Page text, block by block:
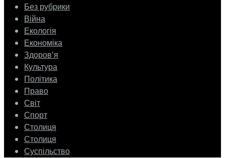
Без рубрики
Війна
Екологія
Економіка
Здоровʼя
Культура
Політика
Право
Світ
Спорт
Столиця
Столиця
Суспільство